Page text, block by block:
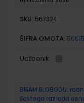
SKU: 567324
ŠIFRA OMOTA:
Udžbenik
BIRAM SLOBODU;
šestoga razreda